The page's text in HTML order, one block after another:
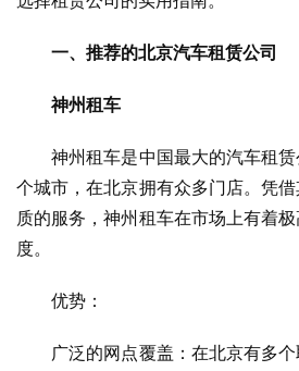
一、推荐的北京汽车租赁公司
神州租车
神州租车是中国最大的汽车租赁
个城市，在北京拥有众多门店。凭
质的服务，神州租车在市场上有着
度。
优势：
广泛的网点覆盖：在北京有多个